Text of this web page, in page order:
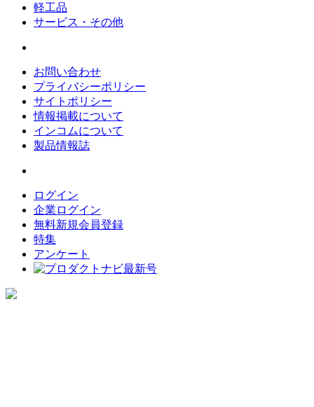
軽工品
サービス・その他
お問い合わせ
プライバシーポリシー
サイトポリシー
情報掲載について
インコムについて
製品情報誌
ログイン
企業ログイン
無料新規会員登録
特集
アンケート